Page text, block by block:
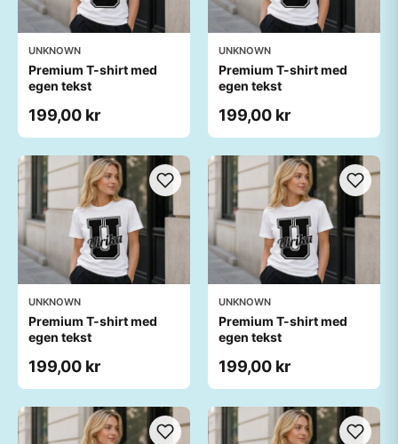
UNKNOWN
Premium T-shirt med
egen tekst
199,00 kr
UNKNOWN
Premium T-shirt med
egen tekst
199,00 kr
UNKNOWN
Premium T-shirt med
egen tekst
199,00 kr
UNKNOWN
Premium T-shirt med
egen tekst
199,00 kr